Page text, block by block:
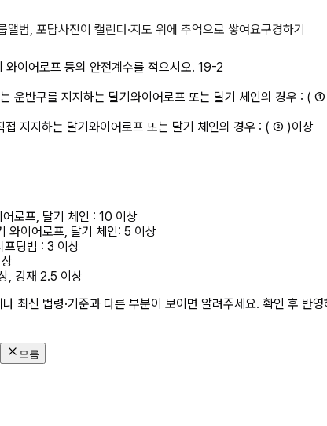
한 달기 와이어로프 등의 안전
앨범, 포담사진이 캘린더·지도 위에 추억으로 쌓여요구경하기
와이어로프 등의 안전계수를 적으시오. 19-2
운반구를 지지하는 달기와이어로프 또는 달기 체인의 경우 : (
접 지지하는 달기와이어로프 또는 달기 체인의 경우 : ( ② )이상
로프, 달기 체인 : 10 이상
와이어로프, 달기 체인: 5 이상
프팅빔 : 3 이상
, 강재 2.5 이상
최신 법령·기준과 다른 부분이 보이면 알려주세요. 확인 후 반
모름